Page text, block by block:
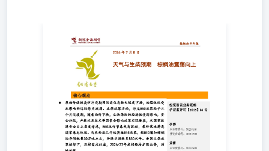
期间的高位有较大幅度下挫，油脂板块受此影响的边际作用
面，印尼B50政策处于三个月过渡期，随着油价下跌，生物
响，资金补贴，产能以及技术等因素会影响政策实际进展，
主角度考虑，B50执行节奏或有扰动，最终落地将是国家意
开始实施B15政策，较B10增加棕榈油年消耗量30万吨左右，
平。美国生柴政策框架下，压榨需求旺盛，2026/27年度仍维
放缓。 投资咨询业务资格沪证监许可【2015】84号 李婷从业
投资咨询号：Z0011509 黄蕾从业资格号：F0307990投资咨询
来主要驱动需关注天气，厄尔尼诺当前处于加速发展阶段，